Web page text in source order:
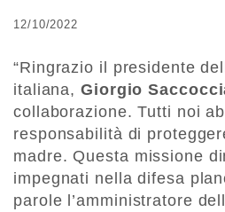
12/10/2022
“Ringrazio il presidente
italiana,Giorgio
collaborazione. Tutti noi
responsabilità di
madre. Questa missione
impegnati nella difesa
parole l’amministratore